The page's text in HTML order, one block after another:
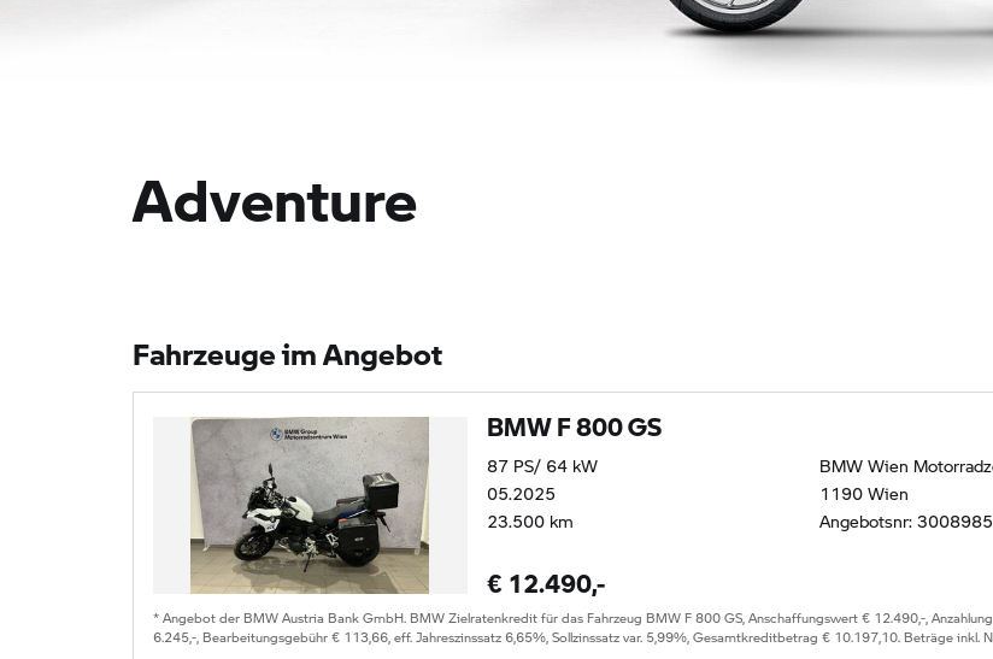
Adventure
Fahrzeuge im Angebot
BMW F 800 GS
87 PS/ 64 kW
05.2025
23.500 km
BMW Wien
1190 Wien
Angebotsnr: 3008985
€ 12.490,-
* Angebot der BMW Austria Bank GmbH. BMW Zielratenkredit für das Fahrzeug BMW F 800 GS, Anschaffungswert € 12.490,-,
6.245,-, Bearbeitungsgebühr € 113,66, eff. Jahreszinssatz 6,65%, Sollzinssatz var. 5,99%, Gesamtkreditbetrag € 10.197,10. Beträge